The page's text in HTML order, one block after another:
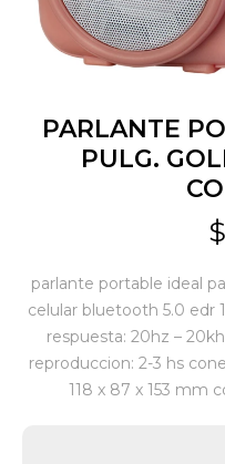
PARLANTE
PULG.
$
parlante portable ideal
celular bluetooth 5.0 edr
respuesta: 20hz –
reproduccion: 2-3 hs
118 x 87 x 153 mm
Camping
Jardín y Aire Libre
Juguetes y artículos